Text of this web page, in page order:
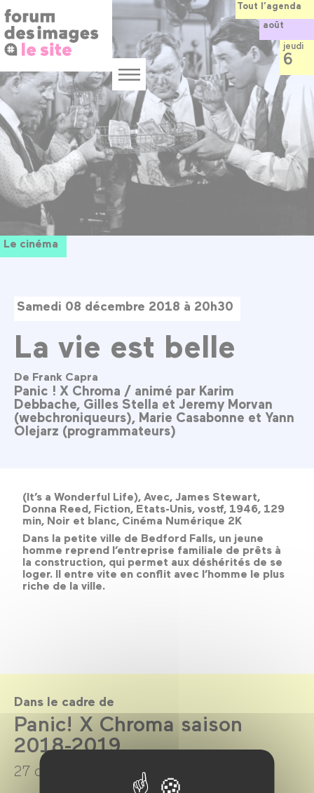
Panneau de gestion des cookies
au
contenu
principal
Menu
Le cinéma
Samedi 08 décembre 2018 à 20h30
La vie est belle
De Frank Capra
Panic ! X Chroma / animé par Karim
Debbache, Gilles Stella et Jeremy Morvan
(webchroniqueurs), Marie Casabonne et Yann
Olejarz (programmateurs)
(It’s a Wonderful Life), Avec, James Stewart,
Donna Reed, Fiction, Etats-Unis, vostf, 1946, 129
min, Noir et blanc, Cinéma Numérique 2K
Dans la petite ville de Bedford Falls, un jeune
homme reprend l’entreprise familiale de prêts à
la construction, qui permet aux déshérités de se
loger. Il entre vite en conflit avec l’homme le plus
riche de la ville.
Dans le cadre de
Panic! X Chroma saison
2018-2019
27 octobre 2018 → 12 juin 2019
Tout l’agenda
août
jeudi
6